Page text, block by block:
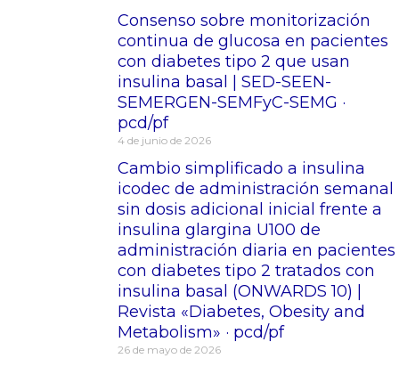
Consenso sobre monitorización
continua de glucosa en pacientes
con diabetes tipo 2 que usan
insulina basal | SED-SEEN-
SEMERGEN-SEMFyC-SEMG ·
pcd/pf
4 de junio de 2026
Cambio simplificado a insulina
icodec de administración semanal
sin dosis adicional inicial frente a
insulina glargina U100 de
administración diaria en pacientes
con diabetes tipo 2 tratados con
insulina basal (ONWARDS 10) |
Revista «Diabetes, Obesity and
Metabolism» · pcd/pf
26 de mayo de 2026